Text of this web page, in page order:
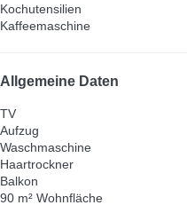
Kochutensilien
Kaffeemaschine
Allgemeine Daten
TV
Aufzug
Waschmaschine
Haartrockner
Balkon
90 m² Wohnfläche